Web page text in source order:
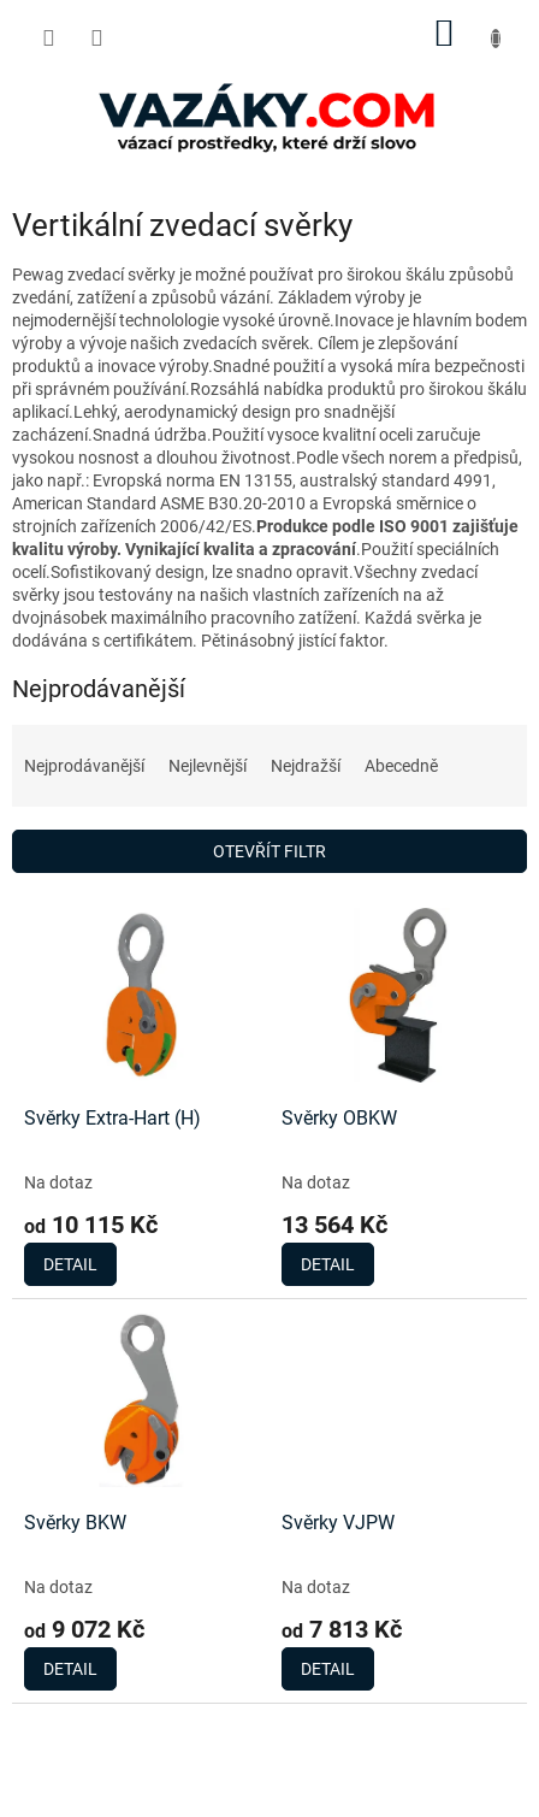
Vertikální zvedací svěrky
Pewag zvedací svěrky je možné používat pro širokou škálu způsobů
zvedání, zatížení a způsobů vázání. Základem výroby je
nejmodernější technolologie vysoké úrovně.Inovace je hlavním bodem
výroby a vývoje našich zvedacích svěrek. Cílem je zlepšování
produktů a inovace výroby.Snadné použití a vysoká míra bezpečnosti
při správném používání.Rozsáhlá nabídka produktů pro širokou škálu
aplikací.Lehký, aerodynamický design pro snadnější
zacházení.Snadná údržba.Použití vysoce kvalitní oceli zaručuje
vysokou nosnost a dlouhou životnost.Podle všech norem a předpisů,
jako např.: Evropská norma EN 13155, australský standard 4991,
American Standard ASME B30.20-2010 a Evropská směrnice o
strojních zařízeních 2006/42/ES.Produkce podle ISO 9001 zajišťuje
kvalitu výroby. Vynikající kvalita a zpracování.Použití speciálních
ocelí.Sofistikovaný design, lze snadno opravit.Všechny zvedací
svěrky jsou testovány na našich vlastních zařízeních na až
dvojnásobek maximálního pracovního zatížení. Každá svěrka je
dodávána s certifikátem. Pětinásobný jistící faktor.
Nejprodávanější
n
í
Nejprodávanější Nejlevnější Nejdražší Abecedně
OTEVŘÍT FILTR
Svěrky Extra-Hart (H)
Na dotaz
od 10 115 Kč
DETAIL
Svěrky OBKW
Na dotaz
13 564 Kč
DETAIL
Svěrky BKW
Na dotaz
od 9 072 Kč
DETAIL
Svěrky VJPW
Na dotaz
od 7 813 Kč
DETAIL